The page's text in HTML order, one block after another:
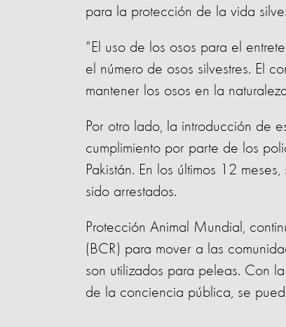
para la protección de la vida
"El uso de los osos para el
el número de osos silvestres. El
mantener los osos en la
Por otro lado, la introducción de
cumplimiento por parte de los
Pakistán. En los últimos 12
sido arrestados.
Protección Animal Mundial,
(BCR) para mover a las
son utilizados para peleas. Con
de la conciencia pública, se